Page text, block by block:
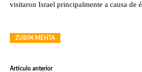
visitaron Israel principalmente a causa de
ZUBIN MEHTA
Artículo anterior